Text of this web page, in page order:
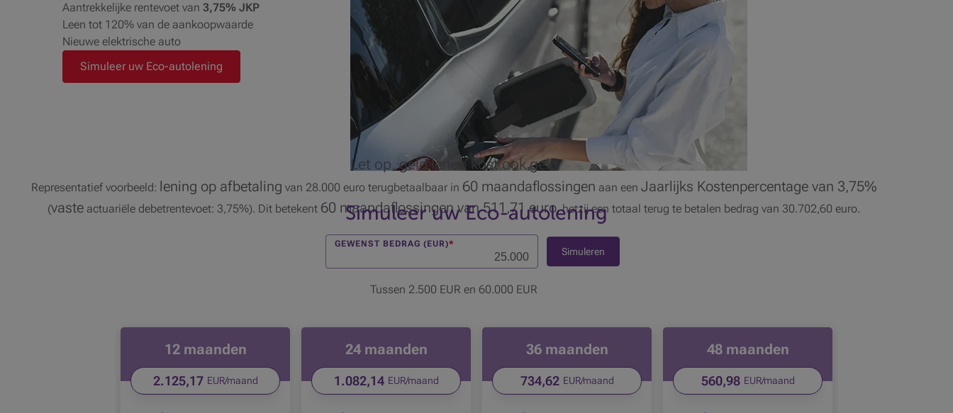
Aantrekkelijke rentevoet van 3,75% JKP
Leen tot 120% van de aankoopwaarde
Nieuwe elektrische auto
Simuleer uw Eco-autolening
Let op, geld lenen kost ook geld
Representatief voorbeeld: lening op afbetaling van 28.000 euro terugbetaalbaar in 60 maandaflossingen aan een Jaarlijks Kostenpercentage van 3,75%
(vaste actuariële debetrentevoet: 3,75%). Dit betekent 60 maandaflossingen van 511,71 euro, hetzij een totaal terug te betalen bedrag van 30.702,60 euro.
Simuleer uw Eco-autolening
GEWENST BEDRAG (EUR)*
Simuleren
Tussen 2.500 EUR en 60.000 EUR
Element 1 van 2
12 maanden
2.125,17 EUR/maand
24 maanden
1.082,14 EUR/maand
36 maanden
734,62 EUR/maand
48 maanden
560,98 EUR/maand